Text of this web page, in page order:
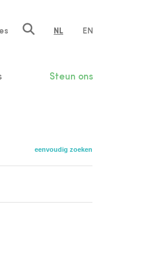
NL EN
Steun ons
eenvoudig zoeken